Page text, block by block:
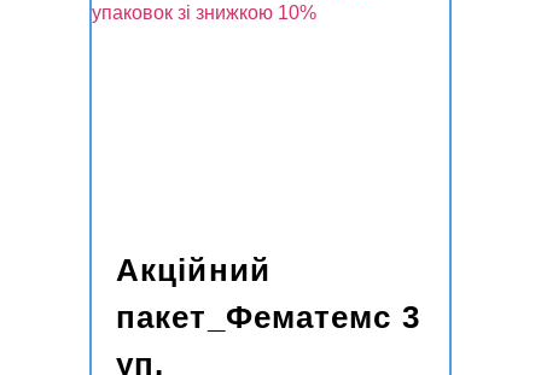
Акційний
пакет_Фематемс 3
уп.